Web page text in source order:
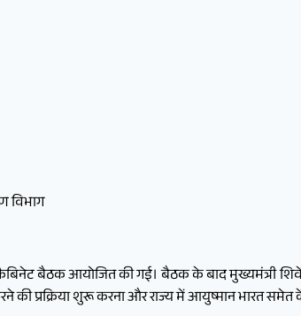
विभाग
कैबिनेट बैठक आयोजित की गई। बैठक के बाद मुख्यमंत्री
प्रक्रिया शुरू करना और राज्य में आयुष्मान भारत समेत